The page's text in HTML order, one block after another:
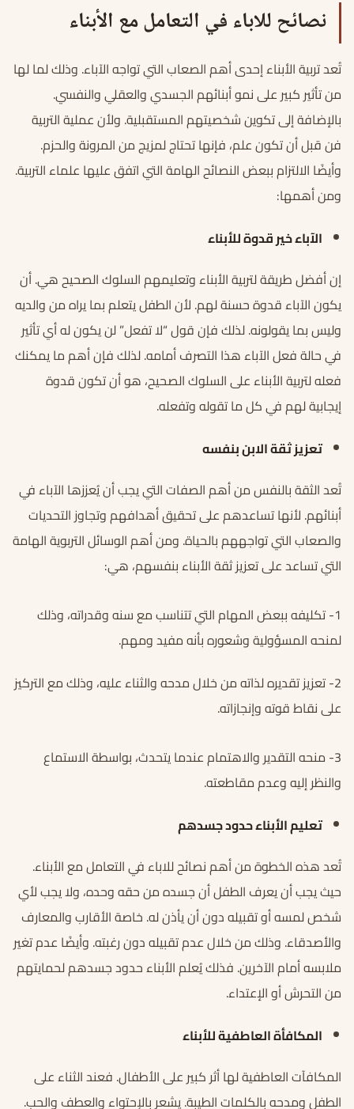
نصائح للاباء في التعامل مع الأبناء
تُعد تربية الأبناء إحدى أهم الصعاب التي تواجه الآباء. وذلك لما لها
من تأثير كبير على نمو أبنائهم الجسدي والعقلي والنفسي.
بالإضافة إلى تكوين شخصيتهم المستقبلية. ولأن عملية التربية
فن قبل أن تكون علم، فإنها تحتاج لمزيج من المرونة والحزم.
وأيضًا الالتزام ببعض النصائح الهامة التي اتفق عليها علماء التربية.
ومن أهمها:
الآباء خير قدوة للأبناء
إن أفضل طريقة لتربية الأبناء وتعليمهم السلوك الصحيح هي. أن
يكون الآباء قدوة حسنة لهم. لأن الطفل يتعلم بما يراه من والديه
وليس بما يقولونه. لذلك فإن قول “لا تفعل” لن يكون له أي تأثير
في حالة فعل الآباء هذا التصرف أمامه. لذلك فإن أهم ما يمكنك
فعله لتربية الأبناء على السلوك الصحيح، هو أن تكون قدوة
إيجابية لهم في كل ما تقوله وتفعله.
تعزيز ثقة الابن بنفسه
تُعد الثقة بالنفس من أهم الصفات التي يجب أن يُعززها الآباء في
أبنائهم. لأنها تساعدهم على تحقيق أهدافهم وتجاوز التحديات
والصعاب التي تواجههم بالحياة. ومن أهم الوسائل التربوية الهامة
التي تساعد على تعزيز ثقة الأبناء بنفسهم، هي:
1- تكليفه ببعض المهام التي تتناسب مع سنه وقدراته، وذلك
لمنحه المسؤولية وشعوره بأنه مفيد ومهم.
2- تعزيز تقديره لذاته من خلال مدحه والثناء عليه، وذلك مع التركيز
على نقاط قوته وإنجازاته.
3- منحه التقدير والاهتمام عندما يتحدث، بواسطة الاستماع
والنظر إليه وعدم مقاطعته.
تعليم الأبناء حدود جسدهم
تُعد هذه الخطوة من أهم نصائح للاباء في التعامل مع الأبناء.
حيث يجب أن يعرف الطفل أن جسده من حقه وحده، ولا يجب لأي
شخص لمسه أو تقبيله دون أن يأذن له. خاصة الأقارب والمعارف
والأصدقاء. وذلك من خلال عدم تقبيله دون رغبته. وأيضًا عدم تغير
ملابسه أمام الآخرين. فذلك يُعلم الأبناء حدود جسدهم لحمايتهم
من التحرش أو الإعتداء.
المكافأة العاطفية للأبناء
المكافآت العاطفية لها أثر كبير على الأطفال. فعند الثناء على
الطفل ومدحه بالكلمات الطيبة. يشعر بالإحتواء والعطف والحب.